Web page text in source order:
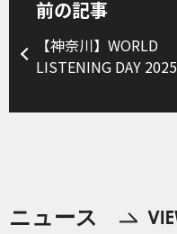
前の記事
【神奈川】WORLD
LISTENING DAY 2025
ニュース